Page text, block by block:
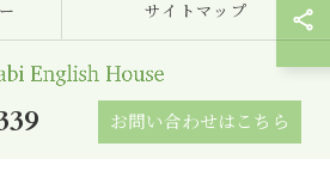
お問い合わせはこちら
サイトマップ
English House ALL RIGHTS RESERVED.